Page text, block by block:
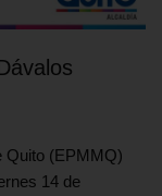
Quito (EPMMQ)
14 de